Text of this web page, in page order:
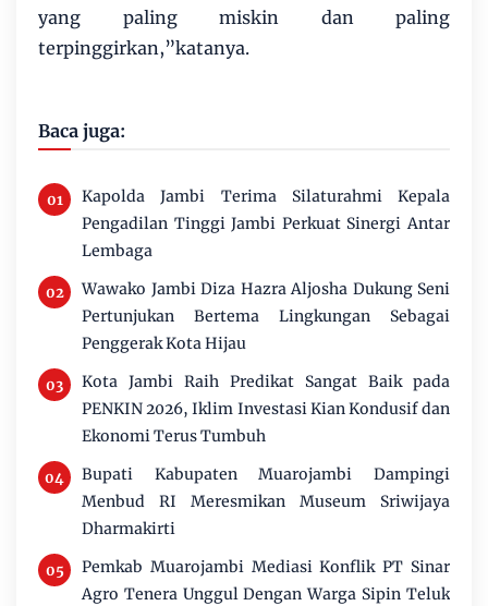
yang paling miskin dan paling
terpinggirkan,”katanya.
Baca juga:
Kapolda Jambi Terima Silaturahmi Kepala
Pengadilan Tinggi Jambi Perkuat Sinergi Antar
Lembaga
Wawako Jambi Diza Hazra Aljosha Dukung Seni
Pertunjukan Bertema Lingkungan Sebagai
Penggerak Kota Hijau
Kota Jambi Raih Predikat Sangat Baik pada
PENKIN 2026, Iklim Investasi Kian Kondusif dan
Ekonomi Terus Tumbuh
Bupati Kabupaten Muarojambi Dampingi
Menbud RI Meresmikan Museum Sriwijaya
Dharmakirti
Pemkab Muarojambi Mediasi Konflik PT Sinar
Agro Tenera Unggul Dengan Warga Sipin Teluk